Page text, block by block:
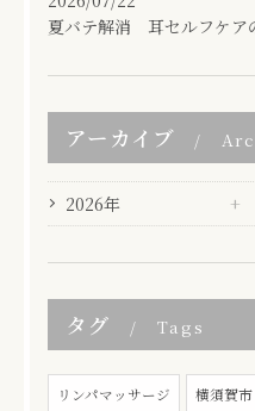
夏バテ解消 耳セルフケア
アーカイブ
2026年
タグ Tags
リンパマッサージ 横須賀市